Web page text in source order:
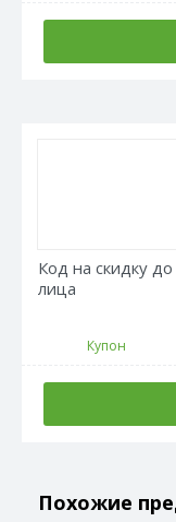
Код на скидку до
лица
Купон
Похожие